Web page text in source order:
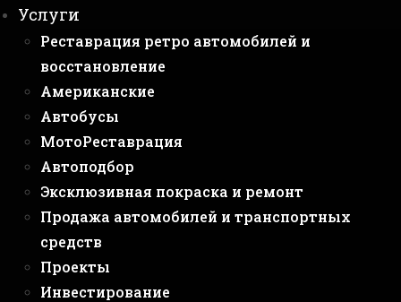
Услуги
Реставрация ретро автомобилей и
восстановление
Американские
Автобусы
МотоРеставрация
Автоподбор
Эксклюзивная покраска и ремонт
Продажа автомобилей и транспортных
средств
Проекты
Инвестирование